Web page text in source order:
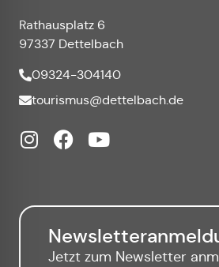
Rathausplatz 6
97337 Dettelbach
09324-304140
tourismus@dettelbach.de
Jetzt zum Newsletter